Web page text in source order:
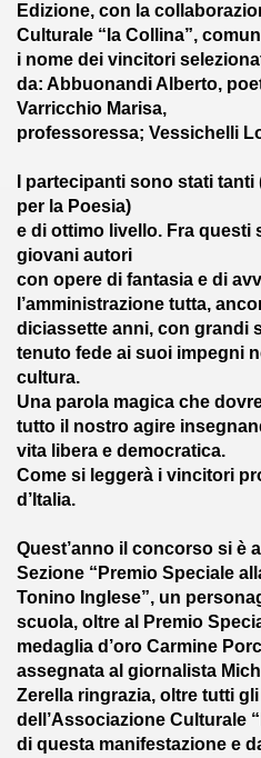
Edizione, con la
Culturale “la Collina”,
i nome dei vincitori
da: Abbuonandi Alberto,
Varricchio Marisa,
professoressa; Vessichelli
I partecipanti sono stati
per la Poesia)
e di ottimo livello. Fra questi
giovani autori
con opere di fantasia e di
l’amministrazione tutta,
diciassette anni, con grandi
tenuto fede ai suoi impegni
cultura.
Una parola magica che
tutto il nostro agire
vita libera e democratica.
Come si leggerà i vincitori
d’Italia.
Quest’anno il concorso si è
Sezione “Premio Speciale
Tonino Inglese”, un
scuola, oltre al Premio
medaglia d’oro Carmine
assegnata al giornalista
Zerella ringrazia, oltre tutti
dell’Associazione Culturale
di questa manifestazione e
28-01-2017
RUGGIERO
– IV edizione – 2017
DELLA PACE- 2017
DEL GALATEO" - 2017
- 2017
- 2017
A TRANI LIVE (30-06-2018)
ULIVIERI
A DOMENICO